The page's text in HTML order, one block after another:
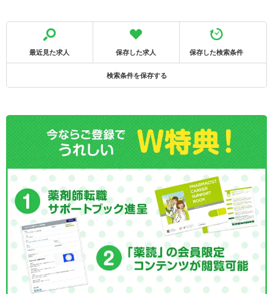
最近見た求人 保存した求人 保存した検索条件
検索条件を保存する